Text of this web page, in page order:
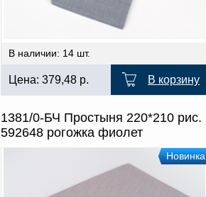
В наличии: 14 шт.
Цена: 379,48 р. В корзину
1381/0-БЧ Простыня 220*210 рис.
592648 рогожка фиолет
Новинка